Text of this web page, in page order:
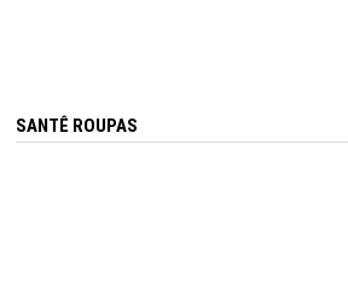
SANTÊ ROUPAS